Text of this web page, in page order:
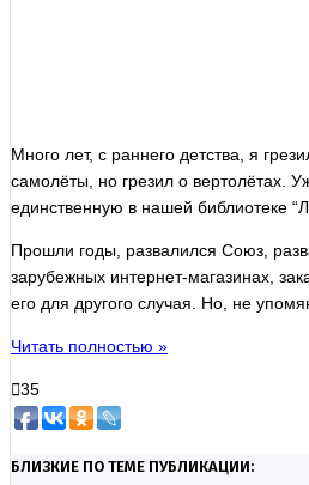
Много лет, с раннего детства, я
самолёты, но грезил о вертолётах.
единственную в нашей библиотеке
Прошли годы, развалился Союз,
зарубежных интернет-магазинах,
его для другого случая. Но, не
Читать полностью »
35
БЛИЗКИЕ ПО ТЕМЕ ПУБЛИКАЦИИ: